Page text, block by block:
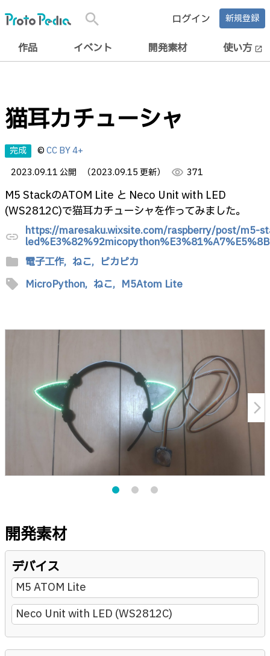
search ログイン 新規登録
作品 イベント 開発素材 使い方 open_in_new
猫耳カチューシャ
完成 ©CC BY 4+
2023.09.11 公開
（2023.09.15 更新） visibility 371
M5 StackのATOM Lite と Neco Unit with LED
(WS2812C)で猫耳カチューシャを作ってみました。
link https://maresaku.wixsite.com/raspberry/post/m5-
folder 電子工作, ねこ, ピカピカ
sell MicroPython, ねこ, M5Atom Lite
arrow_forward_ios
開発素材
デバイス
M5 ATOM Lite
Neco Unit with LED (WS2812C)